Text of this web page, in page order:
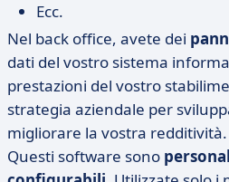
Ecc.
Nel back office, avete dei
dati del vostro sistema
prestazioni del vostro
strategia aziendale per
migliorare la vostra redditività.
Questi software sono